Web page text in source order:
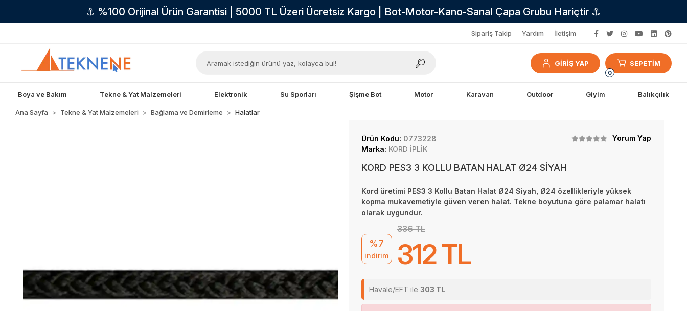
⚓ %100 Orijinal Ürün Garantisi | 5000 TL Üzeri Ücretsiz Kargo | Bot-Motor-Kano-Sanal Çapa Grubu Hariçtir ⚓
Sipariş Takip Yardım İletişim
GİRİŞ YAP
0
SEPETİM
Boya ve Bakım Tekne & Yat Malzemeleri Elektronik Su Sporları Şişme Bot Motor Karavan Outdoor Giyim Balıkçılık
Ana Sayfa Tekne & Yat Malzemeleri Bağlama ve Demirleme Halatlar
Ürün Kodu: 0773228
Yorum Yap
Marka: KORD İPLİK
KORD PES3 3 KOLLU BATAN HALAT Ø24 SİYAH
Kord üretimi PES3 3 Kollu Batan Halat Ø24 Siyah, Ø24 özellikleriyle yüksek
kopma mukavemetiyle güven veren halat. Tekne boyutuna göre palamar halatı
olarak uygundur.
%7
indirim
336 TL
312 TL
Havale/EFT ile 303 TL